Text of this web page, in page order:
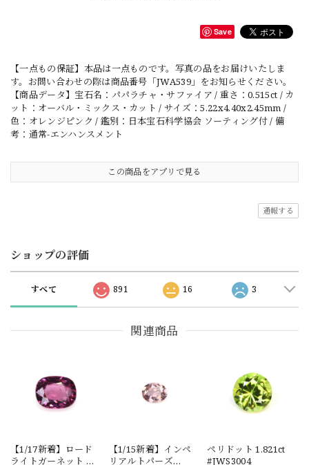
Save
【一点もの保証】本品は一点ものです。写真の品をお届けいたしま
す。お問い合わせの際は商品番号「JWA539」をお知らせください。
【商品データ】宝石名：パパラチャ・サファイア / 重さ：0.515ct / カ
ット：オーバル・ミックス・カット / サイズ：5.22x4.40x2.45mm /
色：オレンジピンク / 鑑別：日本宝石科学協会 ソーティング付 / 備
考：通常-エンハンスメント
この商品をアプリで見る
通報する
ショップの評価
すべて 891 16 3
関連商品
【1/17新着】ロード
ライトガーネット タ
【1/15新着】インペ
リアルトパーズ
ペリドット 1.821ct
#JWS3004